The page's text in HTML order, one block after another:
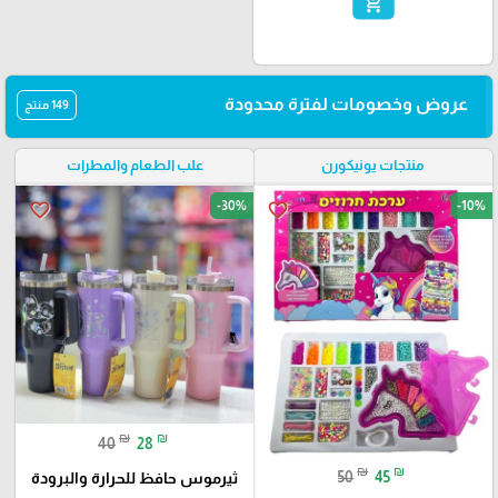
عروض وخصومات لفترة محدودة 149 منتج
منتجات يونيكورن
favorite_border -10%
50 ₪ 45 ₪
علب الطعام والمطرات
favorite_border -30%
40 ₪ 28 ₪
ثيرموس حافظ للحرارة والبرودة